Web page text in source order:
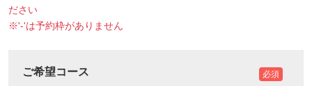
ださい
※'-'は予約枠がありません
ご希望コース 必須